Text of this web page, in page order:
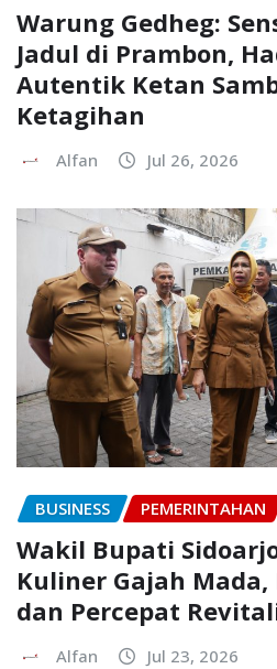
Warung Gedheg:
Jadul di Prambon,
Autentik Ketan
Ketagihan
Alfan Jul 26, 2026
BUSINESS PEMERINTAHAN
Wakil Bupati
Kuliner Gajah
dan Percepat
Alfan Jul 23, 2026